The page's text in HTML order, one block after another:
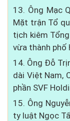
13. Ông Mạc
Mặt trận Tổ
tịch kiêm
vừa thành phố
14. Ông Đỗ
dài Việt Nam,
phần SVF
15. Ông
ty luật Ngọc